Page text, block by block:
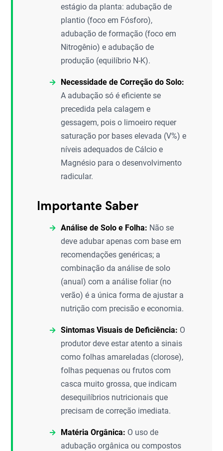
estágio da planta: adubação de
plantio (foco em Fósforo),
adubação de formação (foco em
Nitrogênio) e adubação de
produção (equilíbrio N-K).
Necessidade de Correção do Solo:
A adubação só é eficiente se
precedida pela calagem e
gessagem, pois o limoeiro requer
saturação por bases elevada (V%) e
níveis adequados de Cálcio e
Magnésio para o desenvolvimento
radicular.
Importante Saber
Análise de Solo e Folha: Não se
deve adubar apenas com base em
recomendações genéricas; a
combinação da análise de solo
(anual) com a análise foliar (no
verão) é a única forma de ajustar a
nutrição com precisão e economia.
Sintomas Visuais de Deficiência: O
produtor deve estar atento a sinais
como folhas amareladas (clorose),
folhas pequenas ou frutos com
casca muito grossa, que indicam
desequilíbrios nutricionais que
precisam de correção imediata.
Matéria Orgânica: O uso de
adubação orgânica ou compostos